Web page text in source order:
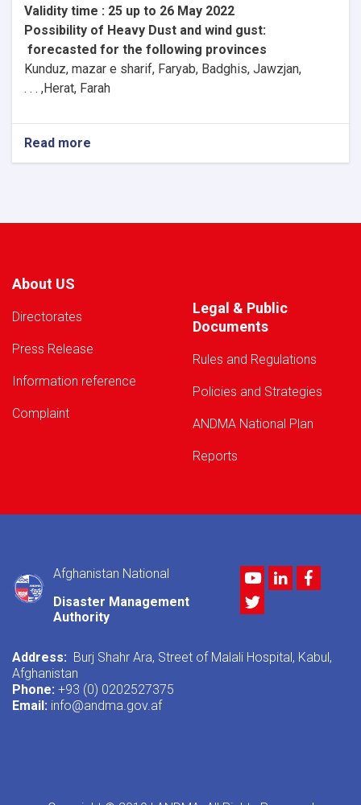
Validity time : 25 up to 26 May 2022
:
Possibility of Heavy Dust and wind gust
forecasted for the following provinces
Kunduz, mazar e sharif, Faryab, Badghis, Jawzjan,
Herat, Farah, . . .
Read more
Warning!
About US
Directorates
Press Release
Information reference
Complaint
Legal & Public
Documents
Rules and Regulations
Policies and Strategies
ANDMA National Plan
Reports
Afghanistan National
Disaster Management
Authority
YoutubeLinkedIn
Twitter
Address: Burj Shahr Ara, Street of Malali Hospital, Kabul,
Afghanistan
Phone: +93 (0) 0202527375
Email: info@andma.gov.af